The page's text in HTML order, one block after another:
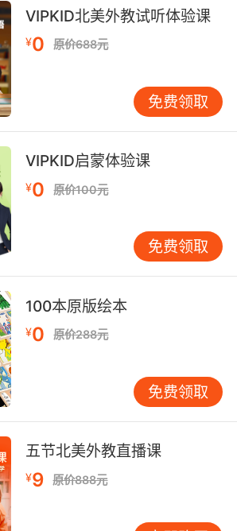
“启发精选世界优秀畅销绘本”
合2岁以上孩子阅读。小象一副
，他预感到，这次自己制造了一
定会让小动物们大吃一惊的。想
奋又期待……
“启发精选世界优秀畅销绘本”
合2岁以上孩子阅读。小象的举
常符合孩子的心理，其中的各种
足，结局更是让人忍俊不禁。画
节有趣。本书为日本著名的白杨
畠 纯充满童趣的文字，有趣的
在阅读时忍俊不禁，加上活泼
书充满欢乐和童趣，适合儿童
读！
彩的魔术师”的绘本大师高畠纯
VIPKID北美外教试听体验课
¥0 原价688元
免费领取
VIPKID启蒙体验课
¥0 原价100元
免费领取
100本原版绘本
¥0 原价288元
免费领取
五节北美外教直播课
¥9 原价888元